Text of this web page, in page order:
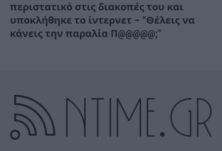
περιστατικό στις διακοπές του και
υποκλήθηκε το ίντερνετ – “Θέλεις να
κάνεις την παραλία Π@@@@@;”